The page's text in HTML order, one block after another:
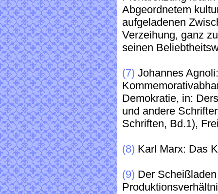
Abgeordnetem
aufgeladenen
Verzeihung, ganz
seinen
(7) Johannes
Demokratie, in:
und andere
Schriften, Bd.1),
(8) Karl Marx: Das
(9) Der